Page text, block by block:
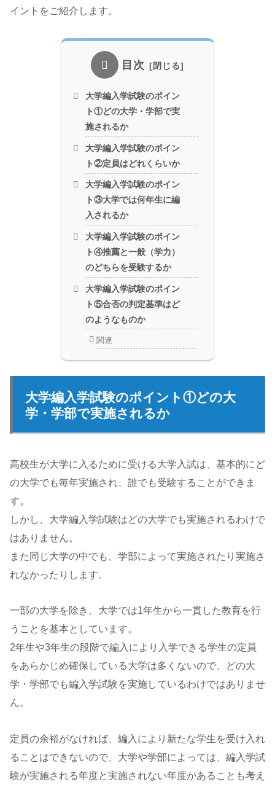
イントをご紹介します。
目次
大学編入学試験のポイン
ト①どの大学・学部で実
施されるか
大学編入学試験のポイン
ト②定員はどれくらいか
大学編入学試験のポイン
ト③大学では何年生に編
入されるか
大学編入学試験のポイン
ト④推薦と一般（学力）
のどちらを受験するか
大学編入学試験のポイン
ト⑤合否の判定基準はど
のようなものか
関連
大学編入学試験のポイント①どの大
学・学部で実施されるか
高校生が大学に入るために受ける大学入試は、基本的にど
の大学でも毎年実施され、誰でも受験することができま
す。
しかし、大学編入学試験はどの大学でも実施されるわけで
はありません。
また同じ大学の中でも、学部によって実施されたり実施さ
れなかったりします。
一部の大学を除き、大学では1年生から一貫した教育を行
うことを基本としています。
2年生や3年生の段階で編入により入学できる学生の定員
をあらかじめ確保している大学は多くないので、どの大
学・学部でも編入学試験を実施しているわけではありませ
ん。
定員の余裕がなければ、編入により新たな学生を受け入れ
ることはできないので、大学や学部によっては、編入学試
験が実施される年度と実施されない年度があることも考え